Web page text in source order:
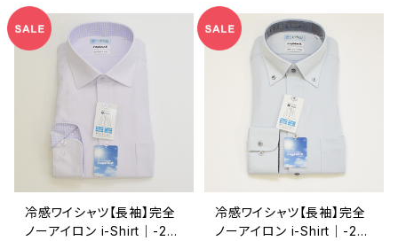
冷感ワイシャツ【長袖】完全
ノーアイロン i-Shirt｜-2℃
冷感ワイシャツ【長袖】完全
ノーアイロン i-Shirt｜-2℃